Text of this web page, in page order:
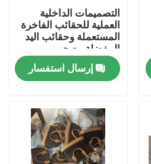
التصميمات الداخلية
العملية للحقائب الفاخرة
المستعملة وحقائب اليد
المفضلة مع جيوب
بسحاب
إرسال استفسار